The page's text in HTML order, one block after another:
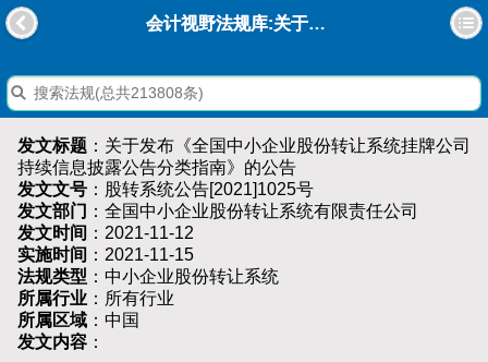
会计视野法规库:关于发布《全国中小企业股份转让系统挂牌公司持续信息披露公告分类指南》的公告
发文标题 ：关于发布《全国中小企业股份转让系统挂牌公司
持续信息披露公告分类指南》的公告
发文文号 ：股转系统公告[2021]1025号
发文部门 ：全国中小企业股份转让系统有限责任公司
发文时间 ：2021-11-12
实施时间 ：2021-11-15
法规类型 ：中小企业股份转让系统
所属行业 ：所有行业
所属区域 ：中国
发文内容 ：